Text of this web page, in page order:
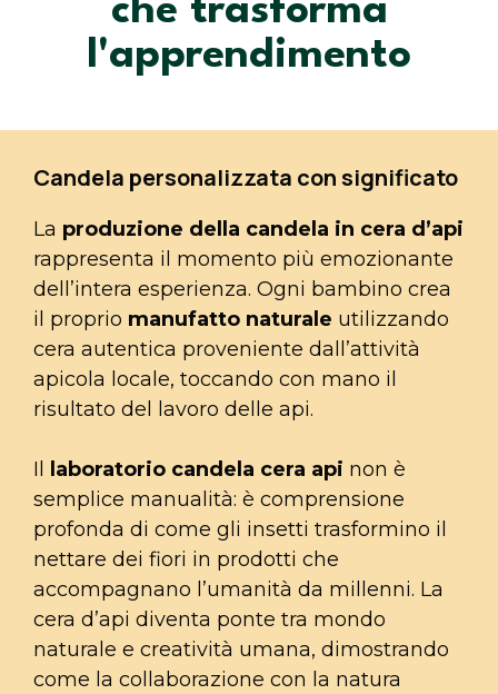
che trasforma
l'apprendimento
Candela personalizzata con significato
La produzione della candela in cera d’api
rappresenta il momento più emozionante
dell’intera esperienza. Ogni bambino crea
il proprio manufatto naturale utilizzando
cera autentica proveniente dall’attività
apicola locale, toccando con mano il
risultato del lavoro delle api.
Il laboratorio candela cera api non è
semplice manualità: è comprensione
profonda di come gli insetti trasformino il
nettare dei fiori in prodotti che
accompagnano l’umanità da millenni. La
cera d’api diventa ponte tra mondo
naturale e creatività umana, dimostrando
come la collaborazione con la natura